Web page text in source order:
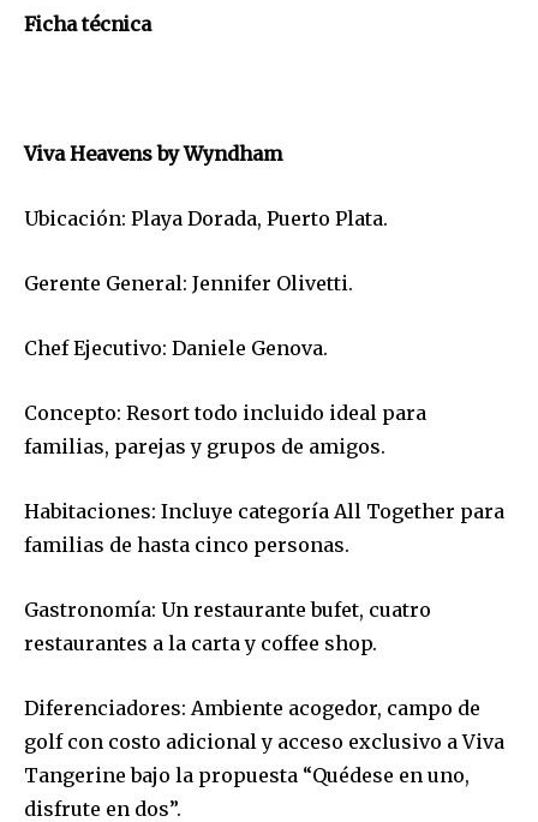
Ficha técnica
Viva Heavens by Wyndham
Ubicación: Playa Dorada, Puerto Plata.
Gerente General: Jennifer Olivetti.
Chef Ejecutivo: Daniele Genova.
Concepto: Resort todo incluido ideal para
familias, parejas y grupos de amigos.
Habitaciones: Incluye categoría All Together para
familias de hasta cinco personas.
Gastronomía: Un restaurante bufet, cuatro
restaurantes a la carta y coffee shop.
Diferenciadores: Ambiente acogedor, campo de
golf con costo adicional y acceso exclusivo a Viva
Tangerine bajo la propuesta “Quédese en uno,
disfrute en dos”.